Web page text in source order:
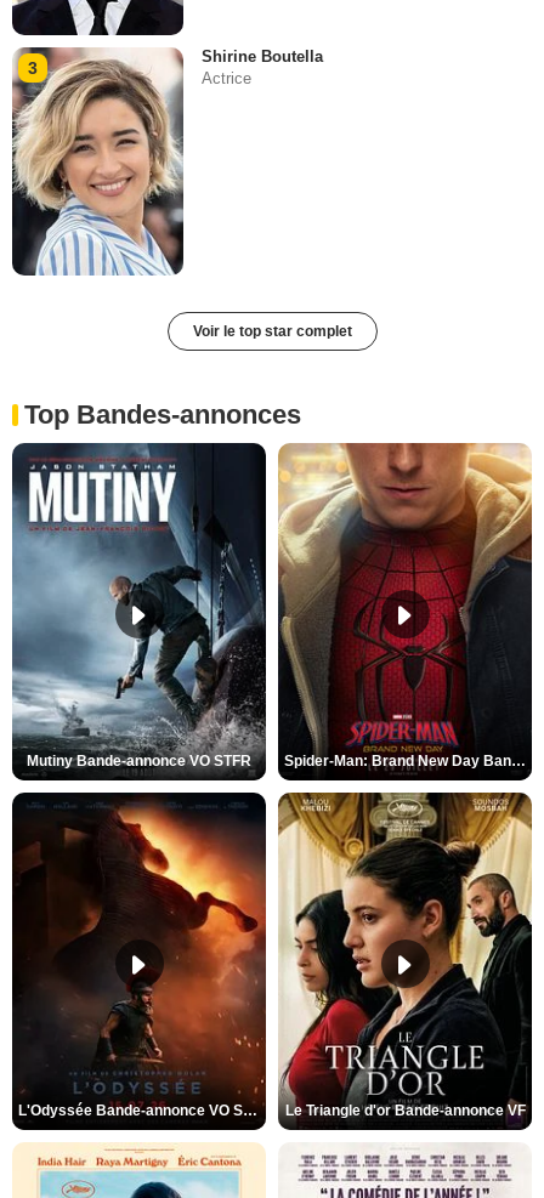
3
Shirine Boutella
Actrice
Voir le top star complet
Top Bandes-annonces
Mutiny Bande-annonce VO STFR Spider-Man: Brand New Day Bande-annonce VO STFR
L'Odyssée Bande-annonce VO STFR Le Triangle d'or Bande-annonce VF